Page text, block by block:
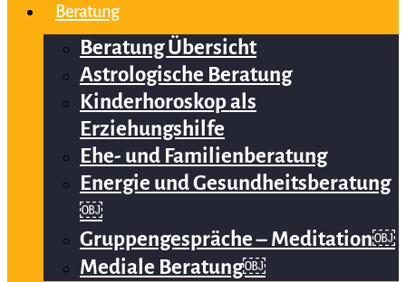
Beratung
Beratung Übersicht
Astrologische Beratung
Kinderhoroskop als
Erziehungshilfe
Ehe- und Familienberatung
Energie und Gesundheitsberatung
￼
Gruppengespräche – Meditation￼
Mediale Beratung￼